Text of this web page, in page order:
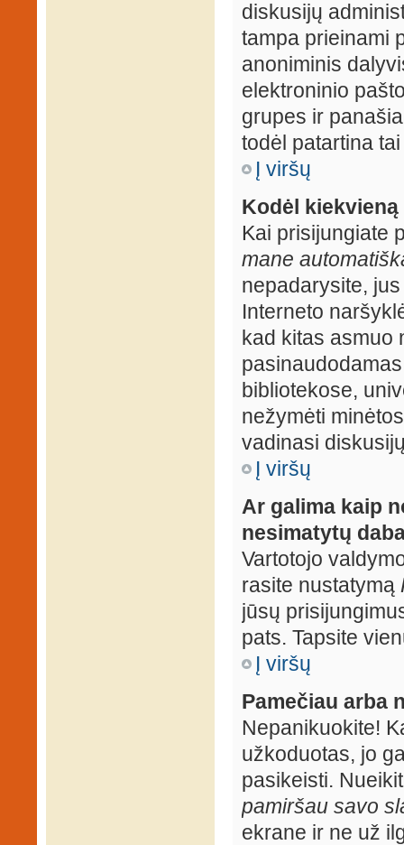
diskusijų
tampa prieinami
anoniminis
elektroninio
grupes ir
todėl patartina
Į viršų
Kodėl
Kai prisijungiate
mane
nepadarysite,
Interneto
kad kitas asmuo
bibliotekose,
nežymėti
vadinasi
Į viršų
Ar galima kaip
nesimatytų
Vartotojo
rasite nustatymą
jūsų
pats. Tapsite
Į viršų
Pamečiau arba
Nepanikuokite!
užkoduotas, jo
pasikeisti.
pamiršau savo
ekrane ir ne už